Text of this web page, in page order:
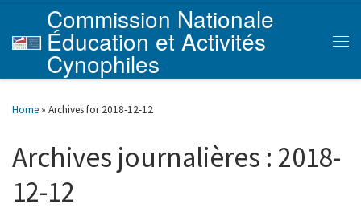
Skip to content
Commission Nationale
Éducation et Activités
Cynophiles
Home » Archives for 2018-12-12
Archives journalières : 2018-
12-12